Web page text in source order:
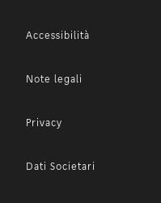
Accessibilità
Note legali
Privacy
Dati Societari